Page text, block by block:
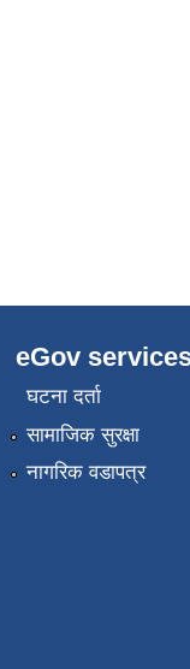
eGov
घटना दर्ता
सामाजिक सुरक्षा
नागरिक वडापत्र